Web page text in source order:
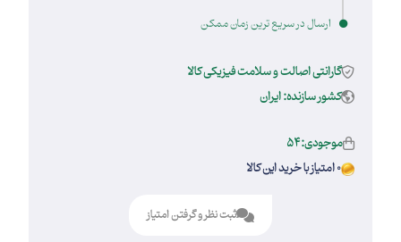
ارسال در سریع ترین زمان ممکن
گارانتی اصالت و سلامت فیزیکی کالا
کشور سازنده: ایران
موجودی:54
0 امتیاز با خرید این کالا
ثبت نظر و گرفتن امتیاز